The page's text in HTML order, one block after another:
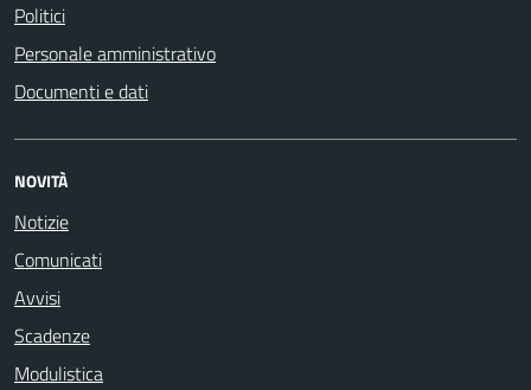
Politici
Personale amministrativo
Documenti e dati
NOVITÀ
Notizie
Comunicati
Avvisi
Scadenze
Modulistica